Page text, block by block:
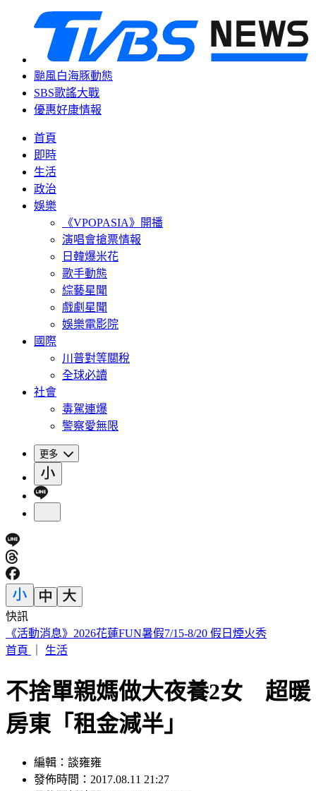
颱風白海豚動態
SBS歌謠大戰
優惠好康情報
首頁
即時
生活
政治
娛樂
《VPOPASIA》開播
演唱會搶票情報
日韓爆米花
歌手動態
綜藝星聞
戲劇星聞
娛樂電影院
國際
川普對等關稅
全球必讀
社會
毒駕連爆
警察愛無限
更多
快訊
牙醫張元瀚過世！愛貓「病情突惡化」走了 妻慟：牠的難過
不比我們少
不捨單親媽做大夜養2女 超暖
房東「租金減半」
編輯：談雍雍